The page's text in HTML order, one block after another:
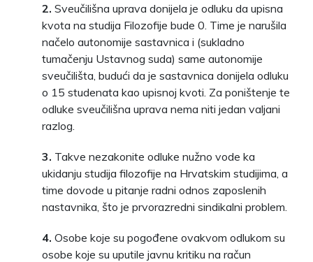
2. Sveučilišna uprava donijela je odluku da upisna
kvota na studija Filozofije bude 0. Time je narušila
načelo autonomije sastavnica i (sukladno
tumačenju Ustavnog suda) same autonomije
sveučilišta, budući da je sastavnica donijela odluku
o 15 studenata kao upisnoj kvoti. Za poništenje te
odluke sveučilišna uprava nema niti jedan valjani
razlog.
3. Takve nezakonite odluke nužno vode ka
ukidanju studija filozofije na Hrvatskim studijima, a
time dovode u pitanje radni odnos zaposlenih
nastavnika, što je prvorazredni sindikalni problem.
4. Osobe koje su pogođene ovakvom odlukom su
osobe koje su uputile javnu kritiku na račun